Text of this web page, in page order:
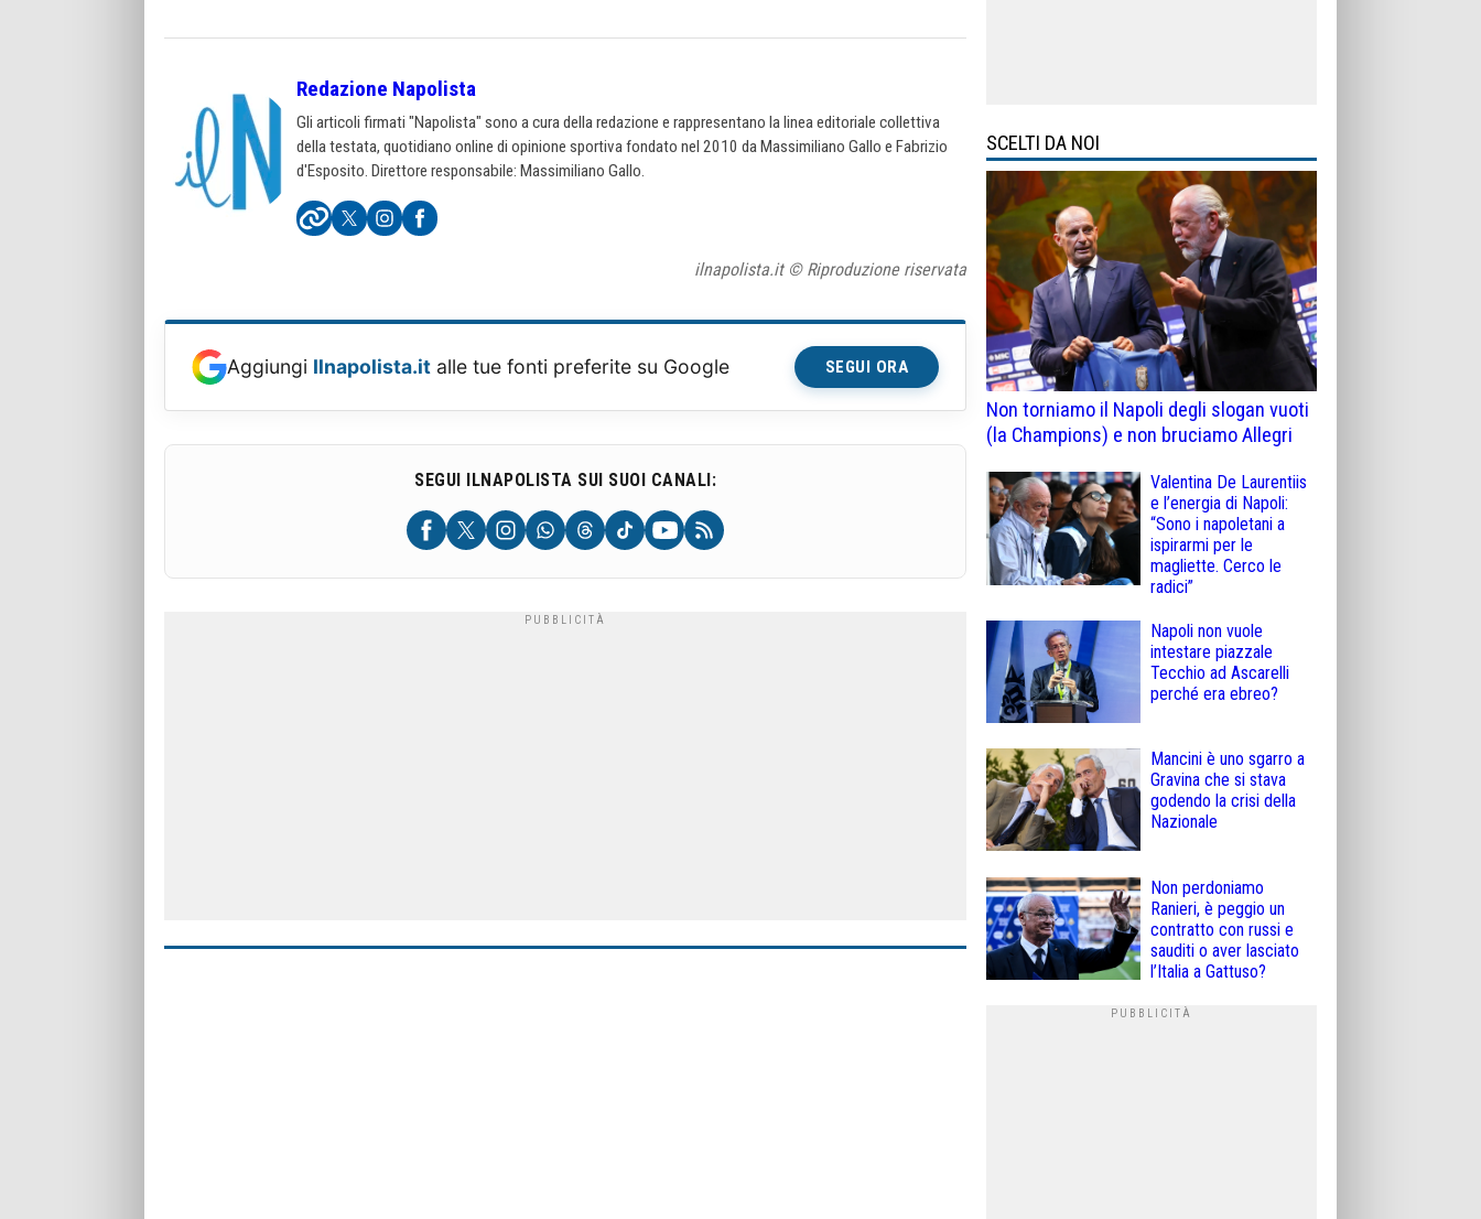
Redazione Napolista
Gli articoli firmati "Napolista" sono a cura della redazione e rappresentano la linea editoriale collettiva
della testata, quotidiano online di opinione sportiva fondato nel 2010 da Massimiliano Gallo e Fabrizio
d'Esposito. Direttore responsabile: Massimiliano Gallo.
ilnapolista.it © Riproduzione riservata
Aggiungi Ilnapolista.it alle tue fonti preferite su Google SEGUI ORA
SEGUI ILNAPOLISTA SUI SUOI CANALI:
SCELTI DA NOI
Non torniamo il Napoli degli slogan vuoti
(la Champions) e non bruciamo Allegri
Valentina De Laurentiis
e l’energia di Napoli:
“Sono i napoletani a
ispirarmi per le
magliette. Cerco le
radici”
Napoli non vuole
intestare piazzale
Tecchio ad Ascarelli
perché era ebreo?
Mancini è uno sgarro a
Gravina che si stava
godendo la crisi della
Nazionale
Non perdoniamo
Ranieri, è peggio un
contratto con russi e
sauditi o aver lasciato
l’Italia a Gattuso?